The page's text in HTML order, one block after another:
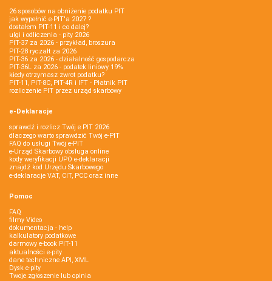
26 sposobów na obniżenie podatku PIT
jak wypełnić e-PIT'a 2027 ?
dostałem PIT-11 i co dalej?
ulgi i odliczenia - pity 2026
PIT-37 za 2026 - przykład, broszura
PIT-28 ryczałt za 2026
PIT-36 za 2026 - działalność gospodarcza
PIT-36L za 2026 - podatek liniowy 19%
kiedy otrzymasz zwrot podatku?
PIT-11, PIT-8C, PIT-4R i IFT - Płatnik PIT
rozliczenie PIT przez urząd skarbowy
e-Deklaracje
sprawdź i rozlicz Twój e PIT 2026
dlaczego warto sprawdzić Twój e-PIT
FAQ do usługi Twój e-PIT
e-Urząd Skarbowy obsługa online
kody weryfikacji UPO e-deklaracji
znajdź kod Urzędu Skarbowego
e-deklaracje VAT, CIT, PCC oraz inne
Pomoc
FAQ
filmy Video
dokumentacja - help
kalkulatory podatkowe
darmowy e-book PIT-11
aktualności e-pity
dane techniczne API, XML
Dysk e-pity
Twoje zgłoszenie lub opinia